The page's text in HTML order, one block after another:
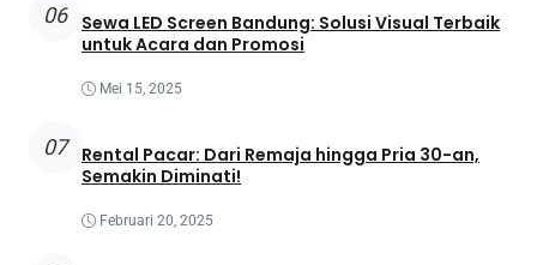
06
Sewa LED Screen Bandung: Solusi Visual Terbaik
untuk Acara dan Promosi
Mei 15, 2025
07
Rental Pacar: Dari Remaja hingga Pria 30-an,
Semakin Diminati!
Februari 20, 2025